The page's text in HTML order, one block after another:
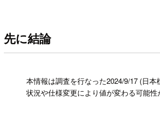
先に結論
本情報は調査を行なった2024/9/17 (日
状況や仕様変更により値が変わる可能